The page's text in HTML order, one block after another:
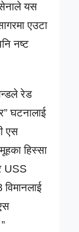
यस
एउटा
नष्ट
रेड
घटनालाई
एस
हिस्सा
USS